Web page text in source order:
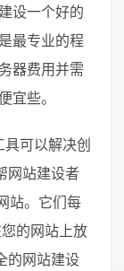
设一个好的
最专业的程
器费用并需
宜些。
可以解决创
网站建设者
站。它们每
的网站上放
的网站建设